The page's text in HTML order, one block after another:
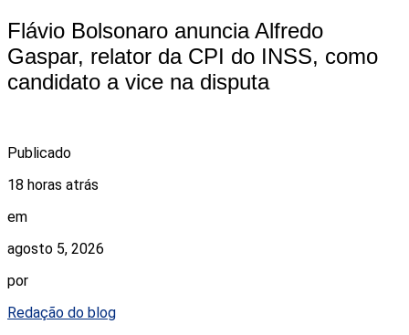
Flávio Bolsonaro anuncia Alfredo
Gaspar, relator da CPI do INSS, como
candidato a vice na disputa
Publicado
18 horas atrás
em
agosto 5, 2026
por
Redação do blog